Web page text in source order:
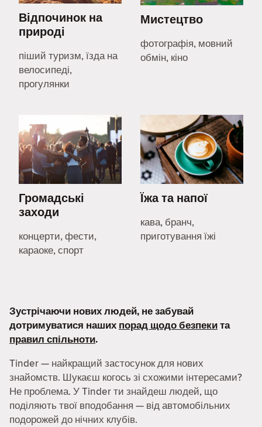
Відпочинок на
природі
піший туризм, їзда на
велосипеді,
прогулянки
Мистецтво
фотографія, мовний
обмін, кіно
Громадські
заходи
концерти, фести,
караоке, спорт
Їжа та напої
кава, бранч,
приготування їжі
Зустрічаючи нових людей, не забувай
дотримуватися наших порад щодо безпекита
правил спільноти.
Tinder — найкращий застосунок для нових
знайомств. Шукаєш когось зі схожими інтересами?
Не проблема. У Tinder ти знайдеш людей, що
поділяють твої вподобання — від автомобільних
подорожей до нічних клубів.